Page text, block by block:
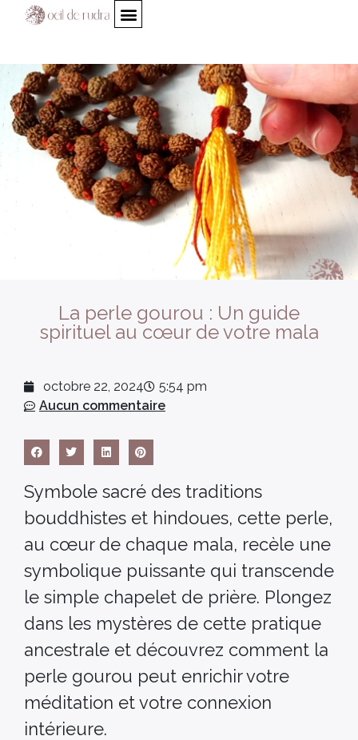
La perle gourou : Un guide
spirituel au cœur de votre mala
octobre 22, 2024
5:54 pm
Aucun commentaire
Symbole sacré des traditions
bouddhistes et hindoues, cette perle,
au cœur de chaque mala, recèle une
symbolique puissante qui transcende
le simple chapelet de prière. Plongez
dans les mystères de cette pratique
ancestrale et découvrez comment la
perle gourou peut enrichir votre
méditation et votre connexion
intérieure.